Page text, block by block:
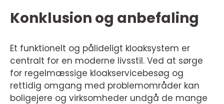
Konklusion og anbefaling
Et funktionelt og pålideligt kloaksystem er
centralt for en moderne livsstil. Ved at sørge
for regelmæssige kloakservicebesøg og
rettidig omgang med problemområder kan
boligejere og virksomheder undgå de mange